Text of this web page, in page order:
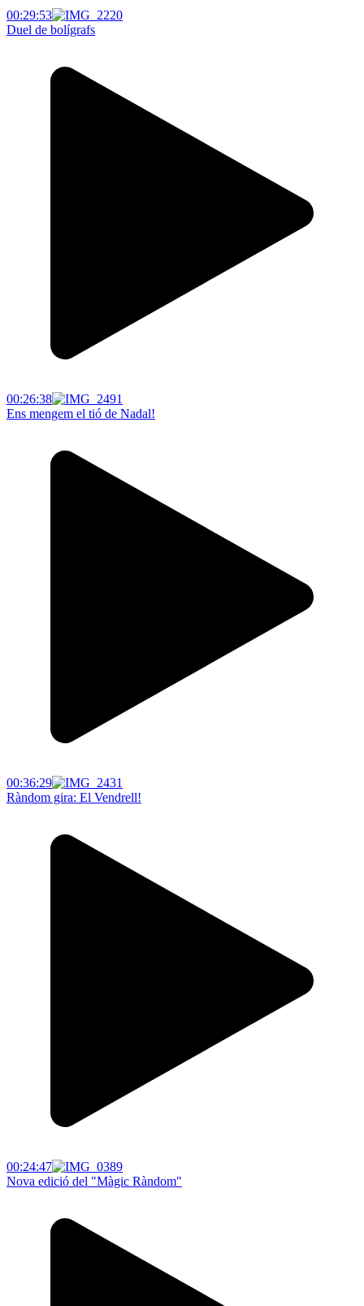
00:29:53
Duel de bolígrafs
00:26:38
Ens mengem el tió de Nadal!
00:36:29
Ràndom gira: El Vendrell!
00:24:47
Nova edició del "Màgic Ràndom"